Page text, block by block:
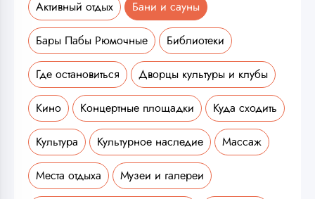
Активный отдых Бани и сауны
Бары Пабы Рюмочные Библиотеки
Где остановиться Дворцы культуры и клубы
Кино Концертные площадки Куда сходить
Культура Культурное наследие Массаж
Места отдыха Музеи и галереи